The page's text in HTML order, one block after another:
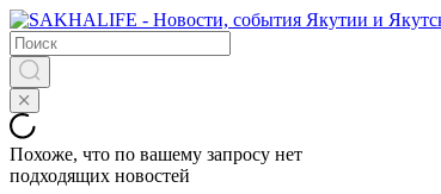
Похоже, что по вашему запросу нет
подходящих новостей